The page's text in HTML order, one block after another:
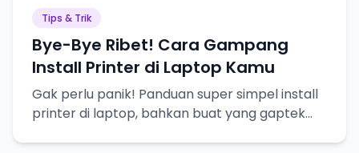
Tips & Trik
Bye-Bye Ribet! Cara Gampang
Install Printer di Laptop Kamu
Gak perlu panik! Panduan super simpel install
printer di laptop, bahkan buat yang gaptek